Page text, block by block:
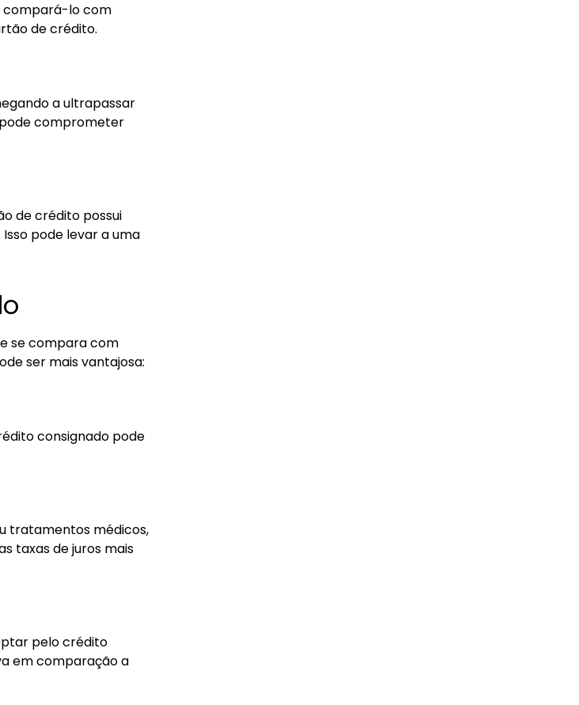
compará-lo com
de crédito.
a ultrapassar
pode comprometer
de crédito possui
pode levar a uma
se compara com
ser mais vantajosa:
consignado pode
tratamentos médicos,
taxas de juros mais
pelo crédito
em comparação a